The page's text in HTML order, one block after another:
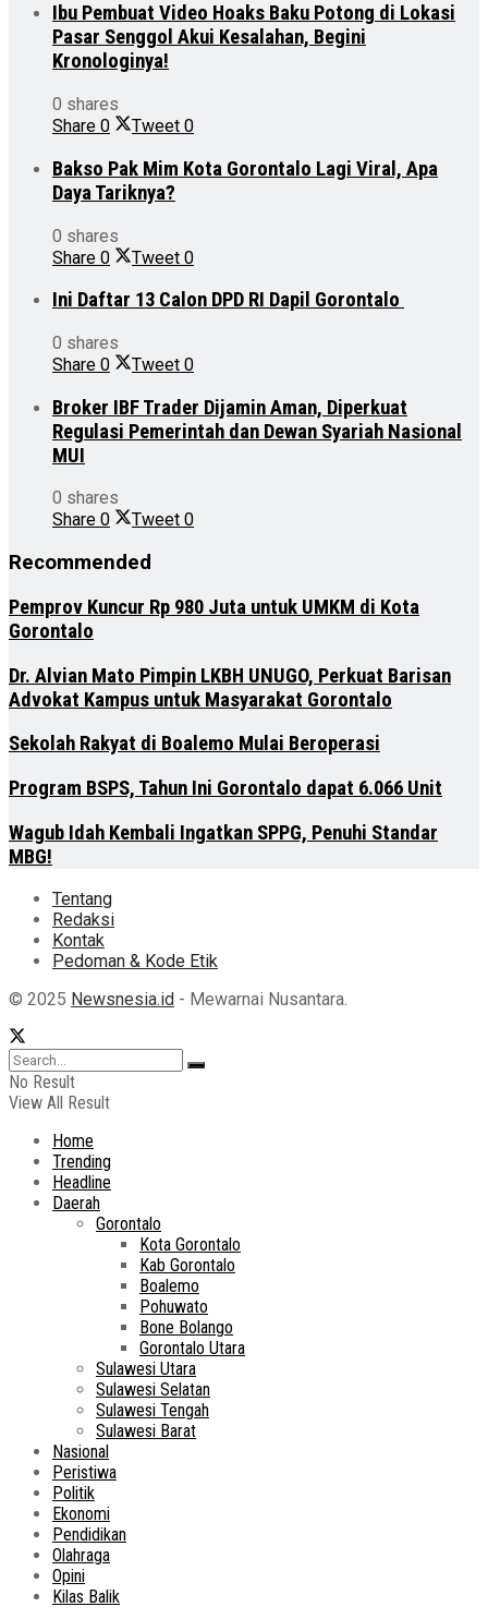
Ibu Pembuat Video Hoaks Baku Potong di Lokasi
Pasar Senggol Akui Kesalahan, Begini
Kronologinya!
0 shares
Share 0 Tweet 0
Bakso Pak Mim Kota Gorontalo Lagi Viral, Apa
Daya Tariknya?
0 shares
Share 0 Tweet 0
Ini Daftar 13 Calon DPD RI Dapil Gorontalo
0 shares
Share 0 Tweet 0
Broker IBF Trader Dijamin Aman, Diperkuat
Regulasi Pemerintah dan Dewan Syariah Nasional
MUI
0 shares
Share 0 Tweet 0
Recommended
Pemprov Kuncur Rp 980 Juta untuk UMKM di Kota
Gorontalo
Dr. Alvian Mato Pimpin LKBH UNUGO, Perkuat Barisan
Advokat Kampus untuk Masyarakat Gorontalo
Sekolah Rakyat di Boalemo Mulai Beroperasi
Program BSPS, Tahun Ini Gorontalo dapat 6.066 Unit
Wagub Idah Kembali Ingatkan SPPG, Penuhi Standar
MBG!
Tentang
Redaksi
Kontak
Pedoman & Kode Etik
© 2025 Newsnesia.id - Mewarnai Nusantara.
No Result
View All Result
Home
Trending
Headline
Daerah
Gorontalo
Kota Gorontalo
Kab Gorontalo
Boalemo
Pohuwato
Bone Bolango
Gorontalo Utara
Sulawesi Utara
Sulawesi Selatan
Sulawesi Tengah
Sulawesi Barat
Nasional
Peristiwa
Politik
Ekonomi
Pendidikan
Olahraga
Opini
Kilas Balik